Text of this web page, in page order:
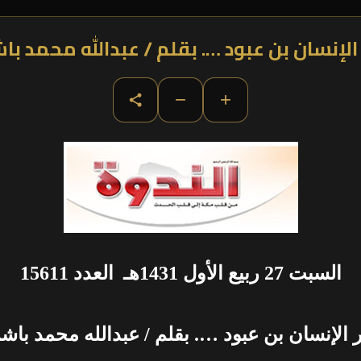
بن عبود …. بقلم / عبدالله محمد
+
−
السبت 27 ربيع الأول 1431هـ العدد 15611
الإنسان بن عبود …. بقلم / عبدالله محمد